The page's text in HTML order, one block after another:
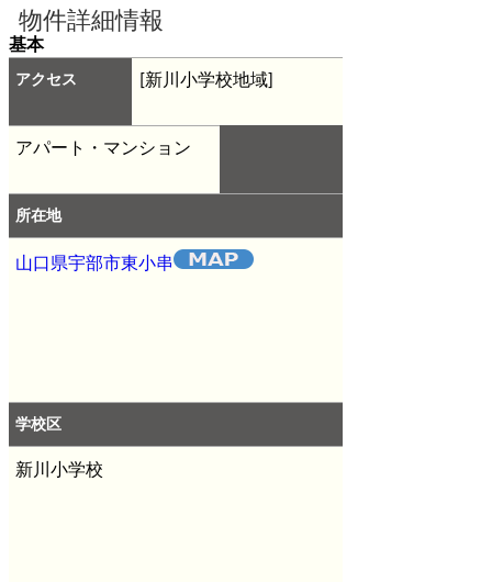
物件詳細情報
基本
アクセス [新川小学校地域]
アパート・マンション
所在地
山口県宇部市東小串
学校区
新川小学校